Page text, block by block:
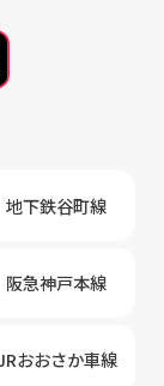
地下鉄谷町線
阪急神戸本線
おおさか車線